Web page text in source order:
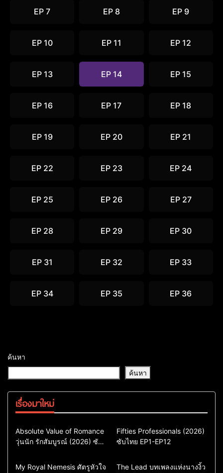
EP 7 EP 8 EP 9
EP 10 EP 11 EP 12
EP 13 EP 14 EP 15
EP 16 EP 17 EP 18
EP 19 EP 20 EP 21
EP 22 EP 23 EP 24
EP 25 EP 26 EP 27
EP 28 EP 29 EP 30
EP 31 EP 32 EP 33
EP 34 EP 35 EP 36
ค้นหา
ค้นหา
เรื่องมาใหม่
Comedy
Drama
ซีรี่ย์เกาหลี
ซีรี่ย์เกาหลีพากย์ไทย
Absolute Value of Romance
วุ่นนัก รักสัมบูรณ์ (2026) ซับ
Action & Adventure
Comedy
Drama
ซีรี่ย์เกาหลีซับไทย
Fifties Professionals (2026)
ซับไทย EP1-EP12
Comedy Drama
My Royal Nemesis ศัตรูหัวใจ Drama ซีรี่ย์จีน
The Lead บทเพลงแห่งนางงิ้ว